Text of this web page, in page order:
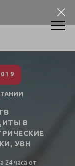
В
УВН
24 часа от